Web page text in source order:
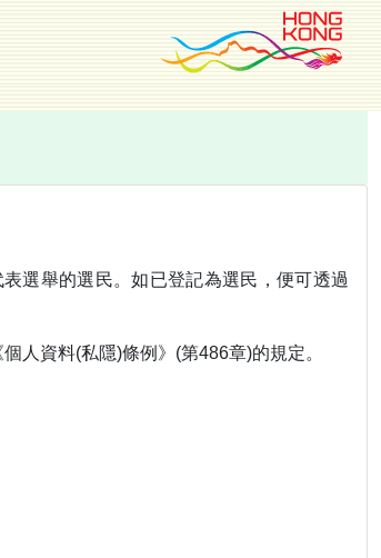
選舉的選民。如已登記為選民，便可透過
人資料(私隱)條例》(第486章)的規定。